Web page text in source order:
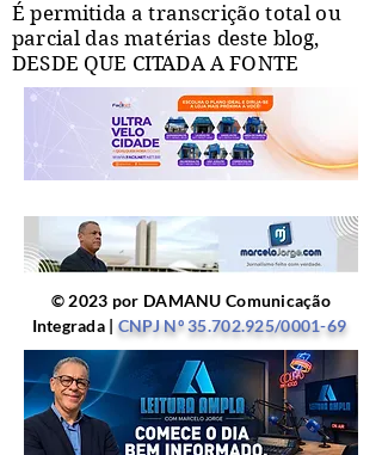
É permitida a transcrição total ou
parcial das matérias deste blog,
DESDE QUE CITADA A FONTE
© 2023 por DAMANU Comunicação
Integrada | CNPJ Nº35.702.925/0001-69